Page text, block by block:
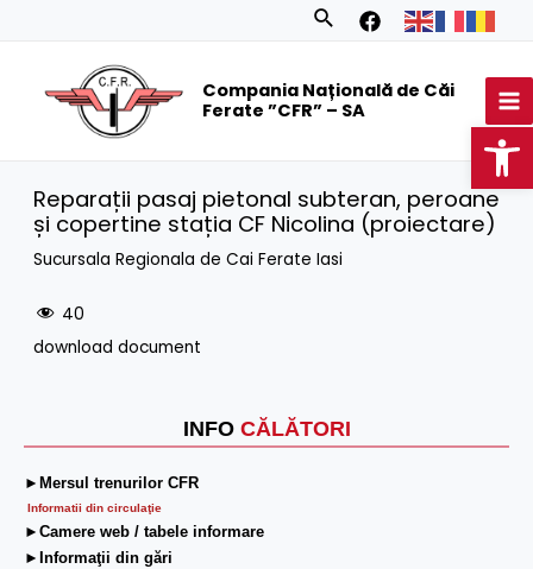
Search
Compania Națională de Căi
Ferate ”CFR” – SA
INFO CĂLĂTORI
►Mersul trenurilor CFR
Informatii din circulaţie
►Camere web / tabele informare
►Informaţii din gări
Reparații pasaj pietonal subteran, peroane
și copertine stația CF Nicolina (proiectare)
Sucursala Regionala de Cai Ferate Iasi
40
download document